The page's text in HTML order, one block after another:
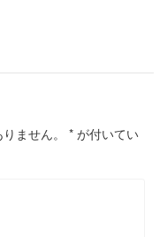
ません。 * が付いてい